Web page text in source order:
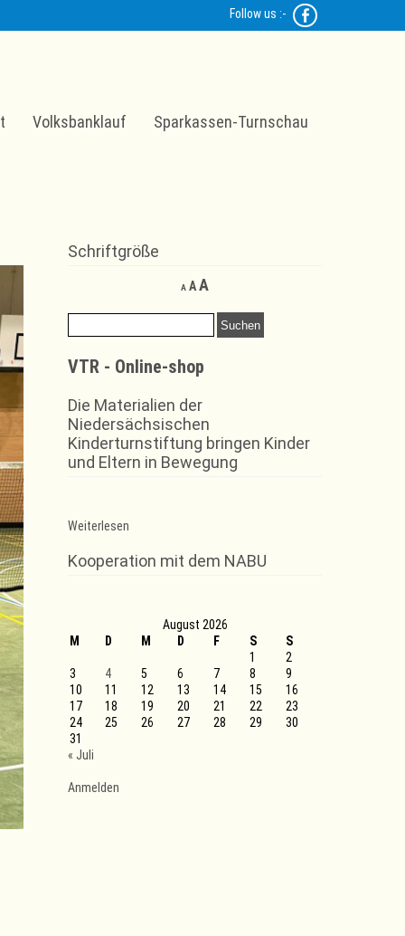
Follow us :-
Volksbanklauf Sparkassen-Turnschau
Schriftgröße
A
Decrease
font
A Reset
size.
A
size.
Suchen
nach:
VTR - Online-shop
Die Materialien der
Niedersächsischen
Kinderturnstiftung bringen Kinder
und Eltern in Bewegung
Weiterlesen
Spieltag
der
Rinteln
Kooperation mit dem NABU
August 2026
M
D M D F S
S
1
2
3
4 5 6 7 8
9
10
11 12 13 14 15
16
17
18 19 20 21 22
23
24
25 26 27 28 29
30
31
« Juli
Anmelden